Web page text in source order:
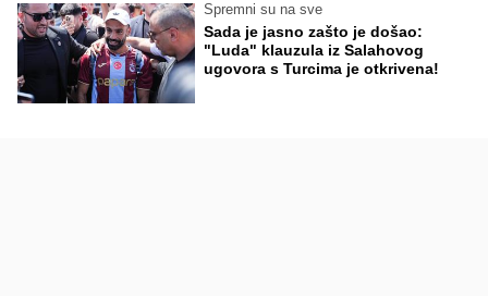
Spremni su na sve
Sada je jasno zašto je došao:
"Luda" klauzula iz Salahovog
ugovora s Turcima je otkrivena!